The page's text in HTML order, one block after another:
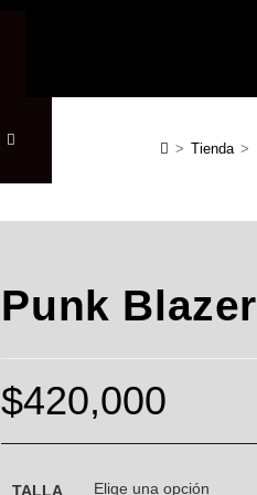
Alternar
búsqueda
de
la
web
> Tienda >
Punk Blazer
$420,000
TALLA